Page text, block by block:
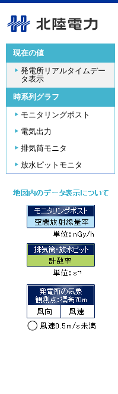
現在の値
発電所リアルタイムデー
タ表示
時系列グラフ
モニタリングポスト
電気出力
排気筒モニタ
放水ピットモニタ